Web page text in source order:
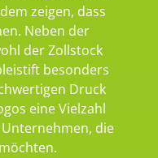
zeigen, dass
Neben der
der Zollstock
besonders
Druck
eine Vielzahl
die